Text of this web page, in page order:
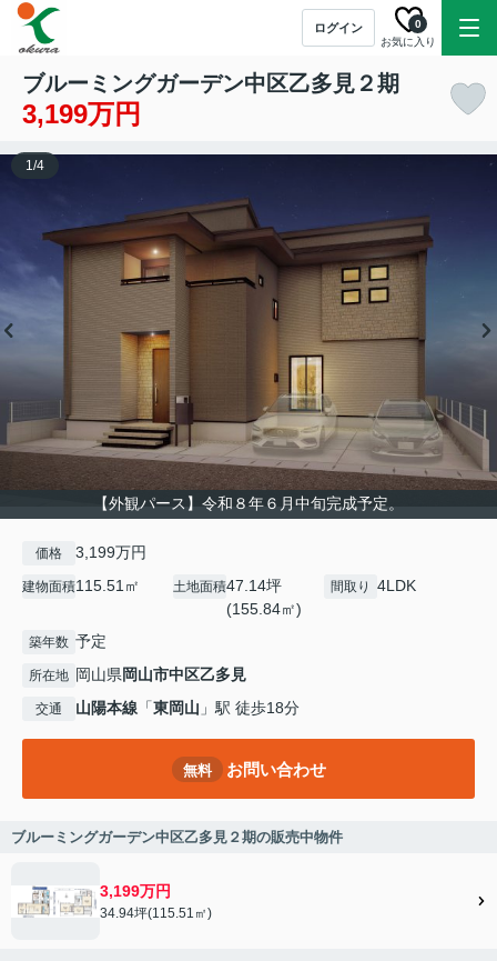
ログイン
お気に入り
0
ブルーミングガーデン中区乙多見２期
3,199万円
【外観パース】令和８年６月中旬完成予定。
1/4
価格 3,199万円
建物面積115.51㎡ 土地面積47.14坪
(155.84㎡)
間取り 4LDK
築年数 予定
所在地 岡山県岡山市中区乙多見
交通 山陽本線 「東岡山 」駅 徒歩18分
無料 お問い合わせ
ブルーミングガーデン中区乙多見２期の販売中物件
3,199万円
34.94坪(115.51㎡)